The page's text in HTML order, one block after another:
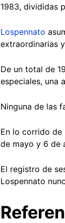
1983, divididas
Lospennato
extraordinarias
De un total de
especiales, una
Ninguna de las
En lo corrido de
de mayo y 6 de
El registro de
Lospennato